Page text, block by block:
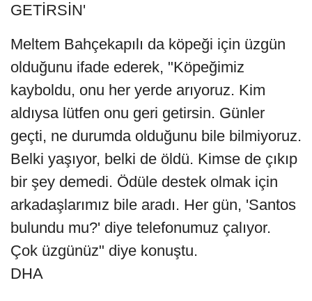
GETİRSİN'
Meltem Bahçekapılı da köpeği için üzgün
olduğunu ifade ederek, "Köpeğimiz
kayboldu, onu her yerde arıyoruz. Kim
aldıysa lütfen onu geri getirsin. Günler
geçti, ne durumda olduğunu bile bilmiyoruz.
Belki yaşıyor, belki de öldü. Kimse de çıkıp
bir şey demedi. Ödüle destek olmak için
arkadaşlarımız bile aradı. Her gün, 'Santos
bulundu mu?' diye telefonumuz çalıyor.
Çok üzgünüz" diye konuştu.
DHA